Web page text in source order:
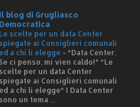
Il blog di Grugliasco
Democratica
Le scelte per un data Center
spiegate ai Consiglieri comunali
ed a chi li elegge - *Data Center.
Se ci penso, mi vien caldo!* *Le
scelte per un data Center
spiegate ai Consiglieri comunali
ed a chi li elegge* I Data Center
sono un tema ...